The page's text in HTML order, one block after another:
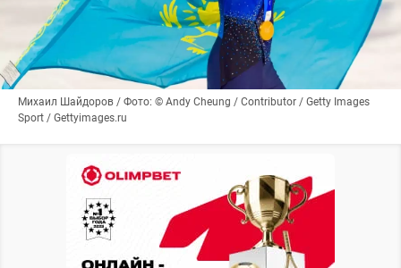
Михаил Шайдоров / Фото: © Andy Cheung / Contributor / Getty Images
Sport / Gettyimages.ru